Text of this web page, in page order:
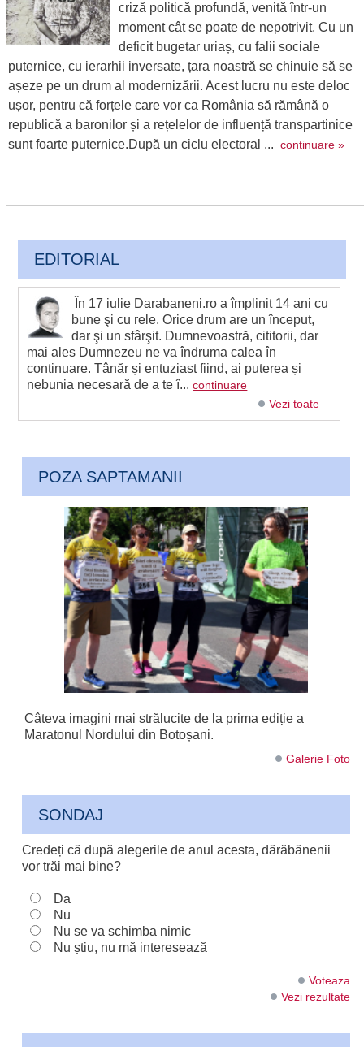
criză politică profundă, venită într-un
moment cât se poate de nepotrivit. Cu un
deficit bugetar uriaș, cu falii sociale
puternice, cu ierarhii inversate, țara noastră se chinuie să se
așeze pe un drum al modernizării. Acest lucru nu este deloc
ușor, pentru că forțele care vor ca România să rămână o
republică a baronilor și a rețelelor de influență transpartinice
sunt foarte puternice.După un ciclu electoral ... continuare »
EDITORIAL
În 17 iulie Darabaneni.ro a împlinit 14 ani cu
bune şi cu rele. Orice drum are un început,
dar şi un sfârşit. Dumnevoastră, cititorii, dar
mai ales Dumnezeu ne va îndruma calea în
continuare. Tânăr și entuziast fiind, ai puterea și
nebunia necesară de a te î...continuare
Vezi toate
POZA SAPTAMANII
Câteva imagini mai strălucite de la prima ediție a
Maratonul Nordului din Botoșani.
Galerie Foto
SONDAJ
Credeți că după alegerile de anul acesta, dărăbănenii
vor trăi mai bine?
Da
Nu
Nu se va schimba nimic
Nu știu, nu mă interesează
Voteaza
Vezi rezultate